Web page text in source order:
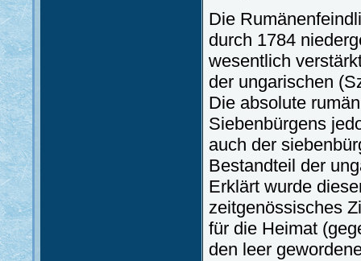
Die
durch 1784
wesentlich
der ungarischen
Die absolute
Siebenbürgens
auch der
Bestandteil der
Erklärt wurde
zeitgenössisches
für die Heimat
den leer